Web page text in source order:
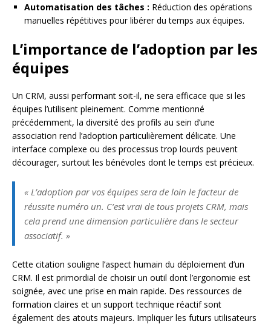
Automatisation des tâches : Réduction des opérations
manuelles répétitives pour libérer du temps aux équipes.
L’importance de l’adoption par les
équipes
Un CRM, aussi performant soit-il, ne sera efficace que si les
équipes l’utilisent pleinement. Comme mentionné
précédemment, la diversité des profils au sein d’une
association rend l’adoption particulièrement délicate. Une
interface complexe ou des processus trop lourds peuvent
décourager, surtout les bénévoles dont le temps est précieux.
« L’adoption par vos équipes sera de loin le facteur de
réussite numéro un. C’est vrai de tous projets CRM, mais
cela prend une dimension particulière dans le secteur
associatif. »
Cette citation souligne l’aspect humain du déploiement d’un
CRM. Il est primordial de choisir un outil dont l’ergonomie est
soignée, avec une prise en main rapide. Des ressources de
formation claires et un support technique réactif sont
également des atouts majeurs. Impliquer les futurs utilisateurs